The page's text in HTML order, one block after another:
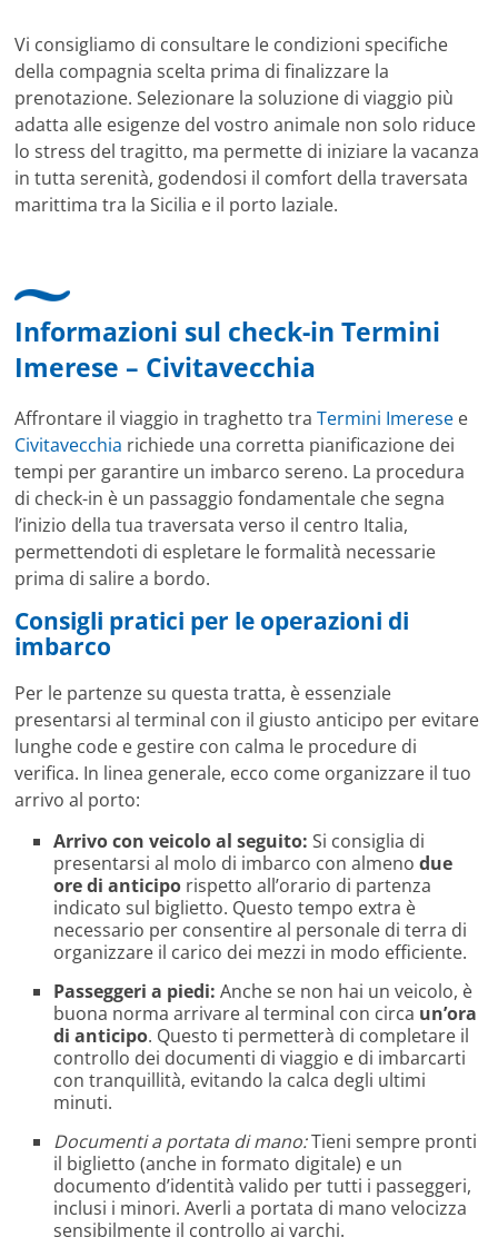
Vi consigliamo di consultare le condizioni specifiche
della compagnia scelta prima di finalizzare la
prenotazione. Selezionare la soluzione di viaggio più
adatta alle esigenze del vostro animale non solo riduce
lo stress del tragitto, ma permette di iniziare la vacanza
in tutta serenità, godendosi il comfort della traversata
marittima tra la Sicilia e il porto laziale.
Informazioni sul check-in Termini
Imerese – Civitavecchia
Affrontare il viaggio in traghetto traTermini Imerese e
Civitavecchia richiede una corretta pianificazione dei
tempi per garantire un imbarco sereno. La procedura
di check-in è un passaggio fondamentale che segna
l’inizio della tua traversata verso il centro Italia,
permettendoti di espletare le formalità necessarie
prima di salire a bordo.
Consigli pratici per le operazioni di
imbarco
Per le partenze su questa tratta, è essenziale
presentarsi al terminal con il giusto anticipo per evitare
lunghe code e gestire con calma le procedure di
verifica. In linea generale, ecco come organizzare il tuo
arrivo al porto:
Arrivo con veicolo al seguito: Si consiglia di
presentarsi al molo di imbarco con almenodue
ore di anticipo rispetto all’orario di partenza
indicato sul biglietto. Questo tempo extra è
necessario per consentire al personale di terra di
organizzare il carico dei mezzi in modo efficiente.
Passeggeri a piedi: Anche se non hai un veicolo, è
buona norma arrivare al terminal con circa un’ora
di anticipo. Questo ti permetterà di completare il
controllo dei documenti di viaggio e di imbarcarti
con tranquillità, evitando la calca degli ultimi
minuti.
Documenti a portata di mano:Tieni sempre pronti
il biglietto (anche in formato digitale) e un
documento d’identità valido per tutti i passeggeri,
inclusi i minori. Averli a portata di mano velocizza
sensibilmente il controllo ai varchi.